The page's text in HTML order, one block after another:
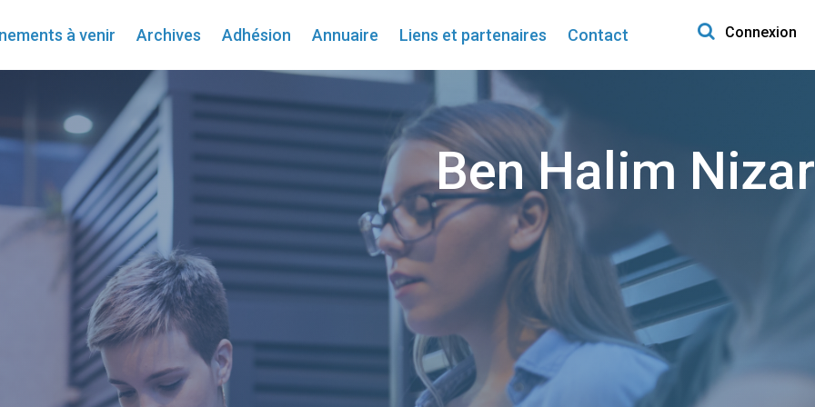
à venir Archives Adhésion Annuaire Liens et partenaires Contact
Search for:
Connexion
Ben Halim Nizar